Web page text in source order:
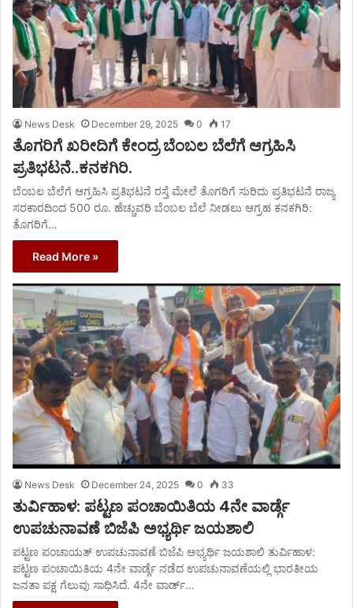
News Desk December 29, 2025 0 17
ತೊಗರಿಗೆ ಖರೀದಿಗೆ ಕೇಂದ್ರ ಬೆಂಬಲ ಬೆಲೆಗೆ ಆಗ್ರಹಿಸಿ
ಪ್ರತಿಭಟನೆ..ಕನಕಗಿರಿ.
ಬೆಂಬಲ ಬೆಲೆಗೆ ಆಗ್ರಹಿಸಿ ಪ್ರತಿಭಟನೆ ರಸ್ತೆ ಮೇಲೆ ತೊಗರಿಗೆ ಸುರಿದು ಪ್ರತಿಭಟನೆ ರಾಜ್ಯ
ಸರಕಾರದಿಂದ 500 ರೂ. ಹೆಚ್ಚುವರಿ ಬೆಂಬಲ ಬೆಲೆ ನೀಡಲು ಆಗ್ರಹ ಕನಕಗಿರಿ:
ತೊಗರಿಗೆ…
Read More »
News Desk December 24, 2025 0 33
ತುರ್ವಿಹಾಳ: ಪಟ್ಟಣ ಪಂಚಾಯಿತಿಯ 4ನೇ ವಾರ್ಡ್ಗೆ
ಉಪಚುನಾವಣೆ ಬಿಜೆಪಿ ಅಭ್ಯರ್ಥಿ ಜಯಶಾಲಿ
ಪಟ್ಟಣ ಪಂಚಾಯತ್ ಉಪಚುನಾವಣೆ ಬಿಜೆಪಿ ಅಭ್ಯರ್ಥಿ ಜಯಶಾಲಿ ತುರ್ವಿಹಾಳ:
ಪಟ್ಟಣ ಪಂಚಾಯಿತಿಯ 4ನೇ ವಾರ್ಡ್ಗೆ ನಡೆದ ಉಪಚುನಾವಣೆಯಲ್ಲಿ ಭಾರತೀಯ
ಜನತಾ ಪಕ್ಷ ಗೆಲುವು ಸಾಧಿಸಿದೆ. 4ನೇ ವಾರ್ಡ್…